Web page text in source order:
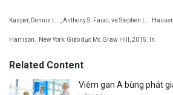
Kasper, Dennis L .., Anthony S. Fauci, và Stephen L .. Hauser.
Harrison. New York: Giáo dục Mc Graw Hill, 2015. In.
Related Content
Viêm gan A bùng phát